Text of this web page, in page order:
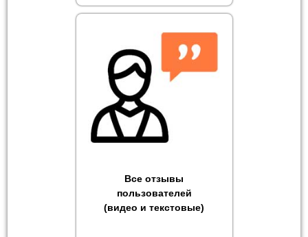
Все отзывы
пользователей
(видео и текстовые)